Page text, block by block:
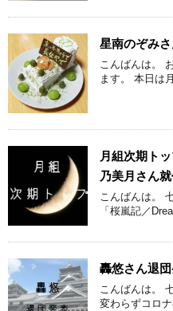
星南のぞみさ
こんばんは。
ます。 本日は
月組次期ト
乃美月さん就
こんばんは。
「桜嵐記／
轟悠さん退団
こんばんは。
変わらずコロ